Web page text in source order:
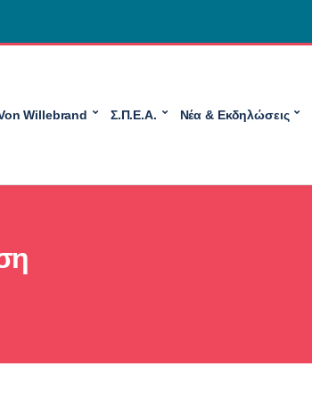
Willebrand Σ.Π.Ε.Α. Νέα & Εκδηλώσεις